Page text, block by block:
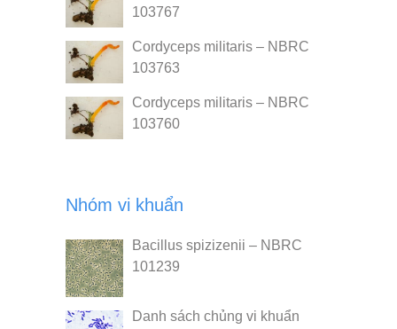
103767
Cordyceps militaris – NBRC
103763
Cordyceps militaris – NBRC
103760
Nhóm vi khuẩn
Bacillus spizizenii – NBRC
101239
Danh sách chủng vi khuẩn